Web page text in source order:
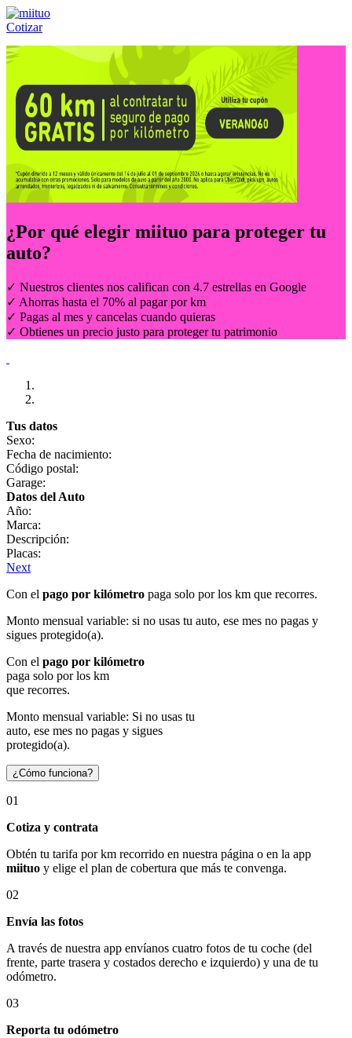
Cotizar
Llámanos al:(55) 84-21-05-00 ó
¿Por qué elegir miituo para proteger tu
auto?
✓ Nuestros clientes nos califican con 4.7 estrellas en Google
✓ Ahorras hasta el 70% al pagar por km
✓ Pagas al mes y cancelas cuando quieras
✓ Obtienes un precio justo para proteger tu patrimonio
Tus datos
Sexo:
Fecha de nacimiento:
Código postal:
Garage:
Datos del Auto
Año:
Marca:
Descripción:
Placas:
Next
Con el pago por kilómetro paga solo por los km que recorres.
Monto mensual variable: si no usas tu auto, ese mes no pagas y
sigues protegido(a).
Con el pago por kilómetro
paga solo por los km
que recorres.
Monto mensual variable: Si no usas tu
auto, ese mes no pagas y sigues
protegido(a).
¿Cómo funciona?
01
Cotiza y contrata
Obtén tu tarifa por km recorrido en nuestra página o en la app
miituo y elige el plan de cobertura que más te convenga.
02
Envía las fotos
A través de nuestra app envíanos cuatro fotos de tu coche (del
frente, parte trasera y costados derecho e izquierdo) y una de tu
odómetro.
03
Reporta tu odómetro